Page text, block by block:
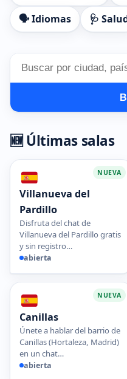
🗣️ Idiomas
🩺
🆕 Últimas salas
NUEVA
Villanueva del
Pardillo
Disfruta del chat de
Villanueva del Pardillo gratis
y sin registro…
abierta
NUEVA
Canillas
Únete a hablar del barrio de
Canillas (Hortaleza, Madrid)
en un chat…
abierta